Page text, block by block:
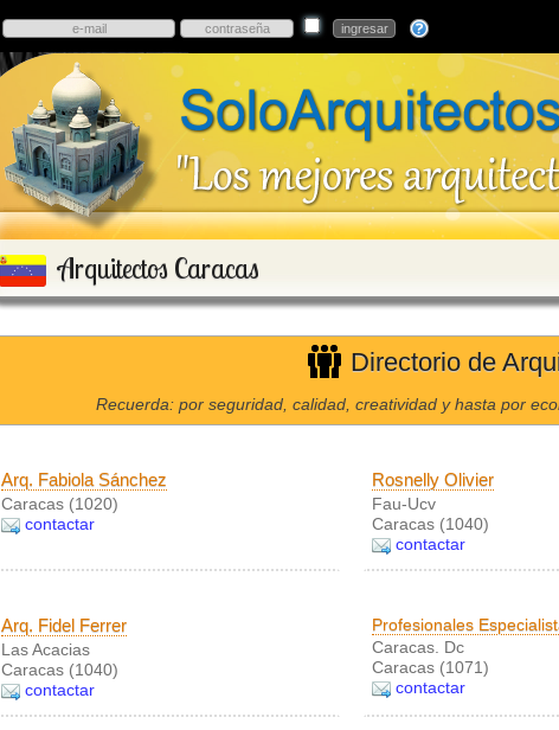
Arquitectos Caracas
Directorio de
Recuerda: por seguridad, calidad, creatividad y hasta por
Arq. Fabiola Sánchez
Caracas (1020)
contactar
Rosnelly Olivier
Fau-Ucv
Caracas (1040)
contactar
Arq. Fidel Ferrer
Las Acacias
Caracas (1040)
contactar
Profesionales
Caracas. Dc
Caracas (1071)
contactar